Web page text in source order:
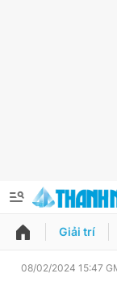
QUẢNG CÁO
Giải trí
08/02/2024 15:47